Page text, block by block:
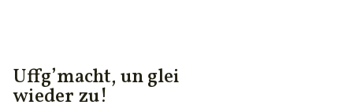
Uffg’macht, un glei
wieder zu!